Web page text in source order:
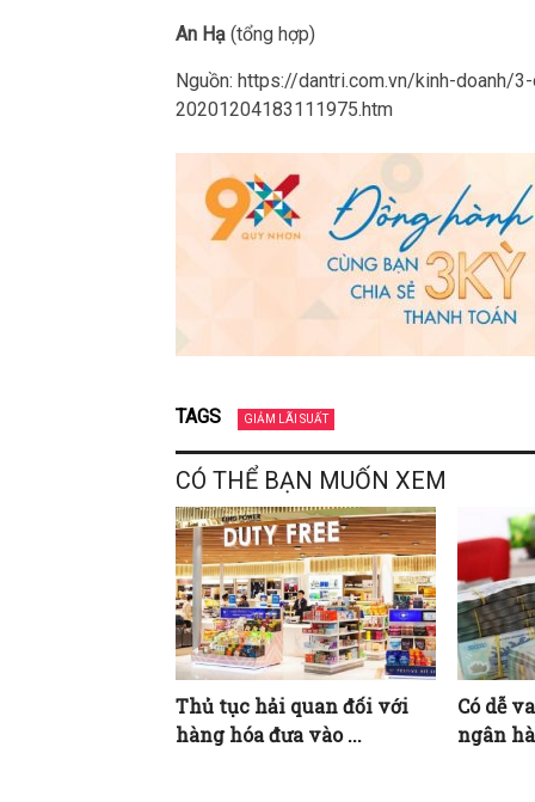
An Hạ (tổng hợp)
Nguồn: https://dantri.com.vn/kinh-doanh/
20201204183111975.htm
TAGS GIẢM LÃI SUẤT
CÓ THỂ BẠN MUỐN XEM
Thủ tục hải quan đối với
hàng hóa đưa vào ...
Có dễ
ngân